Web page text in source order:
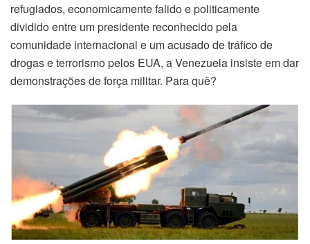
refugiados, economicamente falido e politicamente
dividido entre um presidente reconhecido pela
comunidade internacional e um acusado de tráfico de
drogas e terrorismo pelos EUA, a Venezuela insiste em dar
demonstrações de força militar. Para quê?